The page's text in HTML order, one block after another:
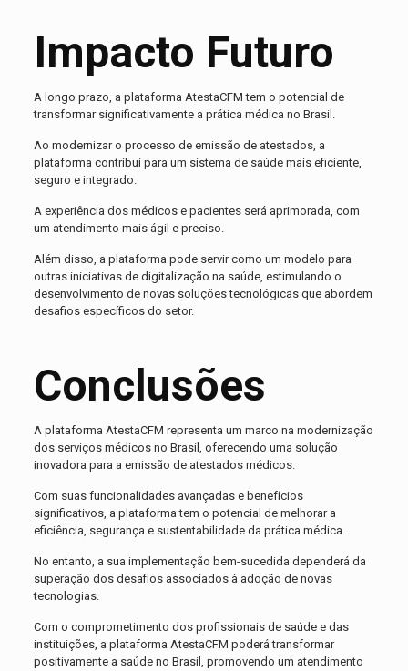
Impacto Futuro
A longo prazo, a plataforma AtestaCFM tem o potencial de
transformar significativamente a prática médica no Brasil.
Ao modernizar o processo de emissão de atestados, a
plataforma contribui para um sistema de saúde mais eficiente,
seguro e integrado.
A experiência dos médicos e pacientes será aprimorada, com
um atendimento mais ágil e preciso.
Além disso, a plataforma pode servir como um modelo para
outras iniciativas de digitalização na saúde, estimulando o
desenvolvimento de novas soluções tecnológicas que abordem
desafios específicos do setor.
Conclusões
A plataforma AtestaCFM representa um marco na modernização
dos serviços médicos no Brasil, oferecendo uma solução
inovadora para a emissão de atestados médicos.
Com suas funcionalidades avançadas e benefícios
significativos, a plataforma tem o potencial de melhorar a
eficiência, segurança e sustentabilidade da prática médica.
No entanto, a sua implementação bem-sucedida dependerá da
superação dos desafios associados à adoção de novas
tecnologias.
Com o comprometimento dos profissionais de saúde e das
instituições, a plataforma AtestaCFM poderá transformar
positivamente a saúde no Brasil, promovendo um atendimento